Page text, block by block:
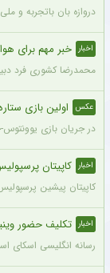
دروازه بان باتجربه و
اخبار خبر مهم برای
محمدرضا کشوری فرد
عکس اولین بازی ستاره
در جریان بازی یوونتوس-چلسی، نیکلاس جکسون تنها پس از ۳۵ دقیقه
اخبار کاپیتان
کاپیتان پیشین
اخبار تکلیف حضور
رسانه انگلیسی اسکای